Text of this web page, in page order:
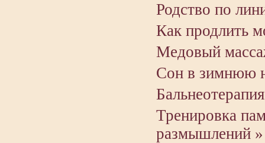
Родство по
Как продлить
Медовый
Сон в зимнюю
Тренировка
размышлений »